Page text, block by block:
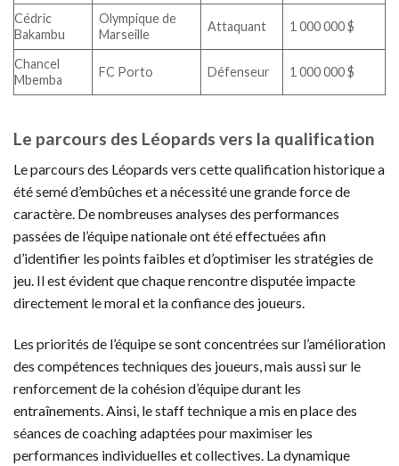
Cédric
Bakambu
Olympique de
Marseille
Attaquant 1 000 000 $
Chancel
Mbemba
FC Porto Défenseur 1 000 000 $
Le parcours des Léopards vers la qualification
Le parcours des Léopards vers cette qualification historique a
été semé d’embûches et a nécessité une grande force de
caractère. De nombreuses analyses des performances
passées de l’équipe nationale ont été effectuées afin
d’identifier les points faibles et d’optimiser les stratégies de
jeu. Il est évident que chaque rencontre disputée impacte
directement le moral et la confiance des joueurs.
Les priorités de l’équipe se sont concentrées sur l’amélioration
des compétences techniques des joueurs, mais aussi sur le
renforcement de la cohésion d’équipe durant les
entraînements. Ainsi, le staff technique a mis en place des
séances de coaching adaptées pour maximiser les
performances individuelles et collectives. La dynamique